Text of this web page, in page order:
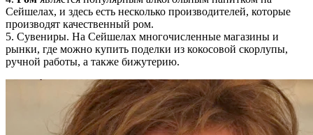
Сейшелах, и здесь есть несколько производителей, которые
производят качественный ром.
5. Сувениры. На Сейшелах многочисленные магазины и
рынки, где можно купить поделки из кокосовой скорлупы,
ручной работы, а также бижутерию.